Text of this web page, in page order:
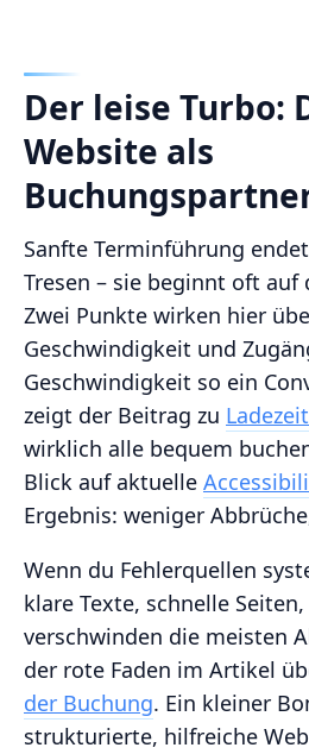
Der leise Turbo:
Website als
Sanfte Terminführung
Tresen – sie beginnt oft auf
Zwei Punkte wirken hier
Geschwindigkeit und
Geschwindigkeit so ein
zeigt der Beitrag zu
wirklich alle bequem
Blick auf aktuelle
Ergebnis: weniger
Wenn du Fehlerquellen
klare Texte, schnelle
verschwinden die meisten
der rote Faden im Artikel
der Buchung. Ein kleiner
strukturierte, hilfreiche